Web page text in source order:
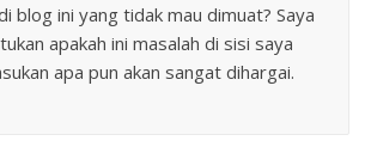
blog ini yang tidak mau dimuat? Saya
apakah ini masalah di sisi saya
apa pun akan sangat dihargai.